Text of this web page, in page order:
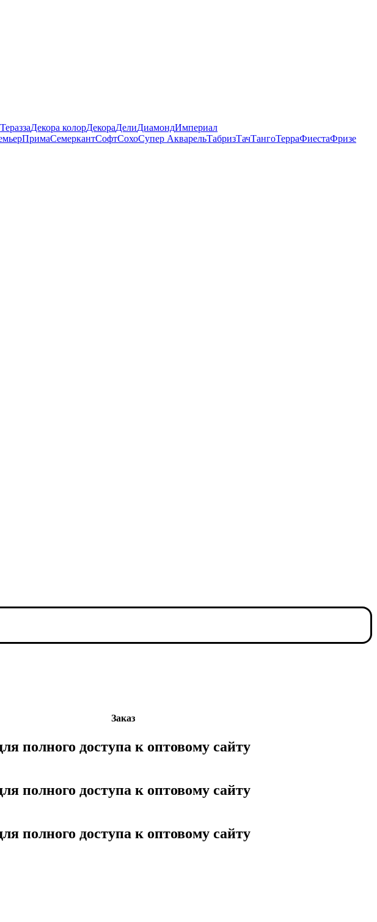
ТераззаДекора колорДекораДелиДиамондИмпериал
ПримаСемеркантСофтСохоСупер АкварельТабризТачТангоТерраФиестаФризе
Заказ
полного доступа к оптовому сайту
полного доступа к оптовому сайту
полного доступа к оптовому сайту